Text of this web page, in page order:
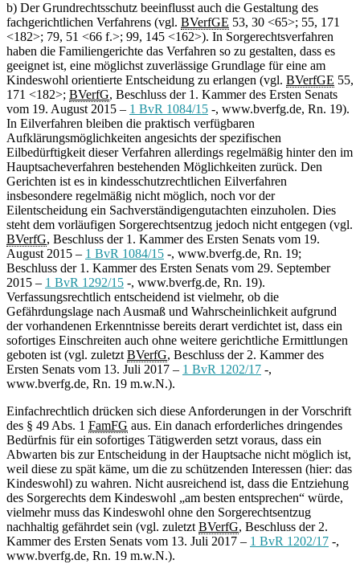
b) Der Grundrechtsschutz beeinflusst auch die Gestaltung des
fachgerichtlichen Verfahrens (vgl. BVerfGE 53, 30 <65>; 55, 171
<182>; 79, 51 <66 f.>; 99, 145 <162>). In Sorgerechtsverfahren
haben die Familiengerichte das Verfahren so zu gestalten, dass es
geeignet ist, eine möglichst zuverlässige Grundlage für eine am
Kindeswohl orientierte Entscheidung zu erlangen (vgl. BVerfGE 55,
171 <182>; BVerfG, Beschluss der 1. Kammer des Ersten Senats
vom 19. August 2015 – 1 BvR 1084/15 -, www.bverfg.de, Rn. 19).
In Eilverfahren bleiben die praktisch verfügbaren
Aufklärungsmöglichkeiten angesichts der spezifischen
Eilbedürftigkeit dieser Verfahren allerdings regelmäßig hinter den im
Hauptsacheverfahren bestehenden Möglichkeiten zurück. Den
Gerichten ist es in kindesschutzrechtlichen Eilverfahren
insbesondere regelmäßig nicht möglich, noch vor der
Eilentscheidung ein Sachverständigengutachten einzuholen. Dies
steht dem vorläufigen Sorgerechtsentzug jedoch nicht entgegen (vgl.
BVerfG, Beschluss der 1. Kammer des Ersten Senats vom 19.
August 2015 – 1 BvR 1084/15 -, www.bverfg.de, Rn. 19;
Beschluss der 1. Kammer des Ersten Senats vom 29. September
2015 – 1 BvR 1292/15 -, www.bverfg.de, Rn. 19).
Verfassungsrechtlich entscheidend ist vielmehr, ob die
Gefährdungslage nach Ausmaß und Wahrscheinlichkeit aufgrund
der vorhandenen Erkenntnisse bereits derart verdichtet ist, dass ein
sofortiges Einschreiten auch ohne weitere gerichtliche Ermittlungen
geboten ist (vgl. zuletztBVerfG, Beschluss der 2. Kammer des
Ersten Senats vom 13. Juli 2017 – 1 BvR 1202/17 -,
www.bverfg.de, Rn. 19 m.w.N.).
Einfachrechtlich drücken sich diese Anforderungen in der Vorschrift
des § 49 Abs. 1 FamFG aus. Ein danach erforderliches dringendes
Bedürfnis für ein sofortiges Tätigwerden setzt voraus, dass ein
Abwarten bis zur Entscheidung in der Hauptsache nicht möglich ist,
weil diese zu spät käme, um die zu schützenden Interessen (hier: das
Kindeswohl) zu wahren. Nicht ausreichend ist, dass die Entziehung
des Sorgerechts dem Kindeswohl „am besten entsprechen“ würde,
vielmehr muss das Kindeswohl ohne den Sorgerechtsentzug
nachhaltig gefährdet sein (vgl. zuletztBVerfG, Beschluss der 2.
Kammer des Ersten Senats vom 13. Juli 2017 – 1 BvR 1202/17 -,
www.bverfg.de, Rn. 19 m.w.N.).